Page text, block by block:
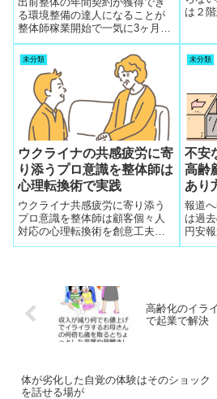
る環境整備の達人になることが
整体師稼業開始で一気に3ヶ月の
カリキュラム学習で達成する勢
いを必ず湧きあがらせます。そ
の源泉は顧客のクチコミが起き
るように口コミしたくなる欲求
が起きてくる満足な幸福感を自
然に創る気配り
は２
未分類
ウクライナの共感疲労に寄
り添うプロ意識を整体師は
心理転換術で実践
ウクライナ共感疲労に寄り添う
プロ意識を整体師は顧客個々人
対応の心理転換術を創意工夫し
て実践してみたら、気分転換の
労コーディネーター』という名
称付けで本気で寄り添うキャリ
アのプロ宣伝発展
未分類
不安
高齢
あり
報道
は過
円安
持ち
Ｏ憲
高齢化のイラ
で起業で解決
体が劣化した自覚の体験はそのショック
を話せる場が